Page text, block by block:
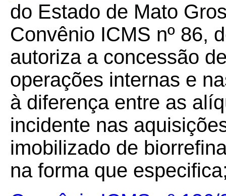
do Estado de Mato
Convênio ICMS nº 86,
autoriza a concessão
operações internas e
à diferença entre as
incidente nas
imobilizado de
na forma que